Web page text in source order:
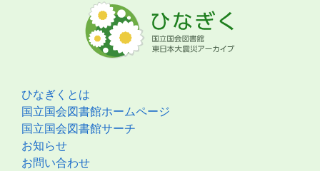
ひなぎくとは
国立国会図書館ホームページ
国立国会図書館サーチ
お知らせ
お問い合わせ